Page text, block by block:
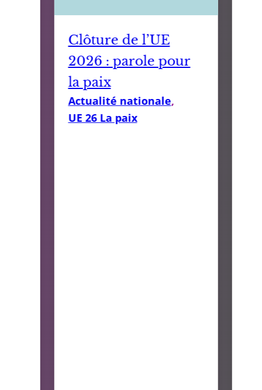
Clôture de l’UE
2026 : parole pour
la paix
Actualité nationale
UE 26 La paix